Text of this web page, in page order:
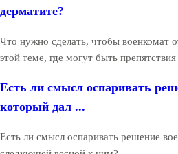
дерматите?
Что нужно сделать, чтобы военкомат
этой теме, где могут быть
Есть ли смысл оспаривать
который дал ...
Есть ли смысл оспаривать решение